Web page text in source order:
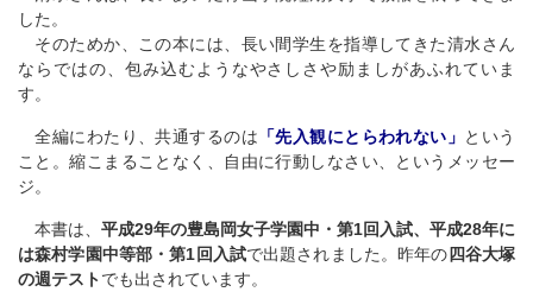
した。
そのためか、この本には、長い間学生を指導してきた清水さん
ならではの、包み込むようなやさしさや励ましがあふれていま
す。
全編にわたり、共通するのは 「先入観にとらわれない」 という
こと。縮こまることなく、自由に行動しなさい、というメッセー
ジ。
本書は、 平成29年の豊島岡女子学園中・第1回入試、平成28年に
は森村学園中等部・第1回入試で出題されました。昨年の 四谷大塚
の週テストでも出されています。